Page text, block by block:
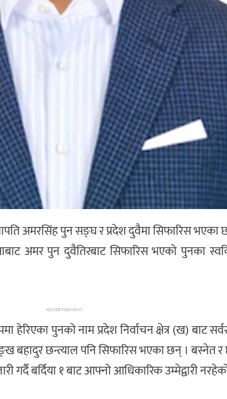
अमरसिंह पुन सङ्घ र प्रदेश दुवैमा सिफारिस भएका
अमर पुन दुवैतिरबाट सिफारिस भएको पुनका
ADVERTISEMENT
हेरिएका पुनको नाम प्रदेश निर्वाचन क्षेत्र (ख) बाट
बहादुर छन्त्याल पनि सिफारिस भएका छन् । बस्नेत
गर्दै बर्दिया १ बाट आफ्नो आधिकारिक उम्मेद्वारी